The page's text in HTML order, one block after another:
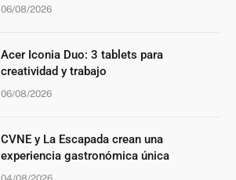
06/08/2026
Acer Iconia Duo: 3 tablets para
creatividad y trabajo
06/08/2026
CVNE y La Escapada crean una
experiencia gastronómica única